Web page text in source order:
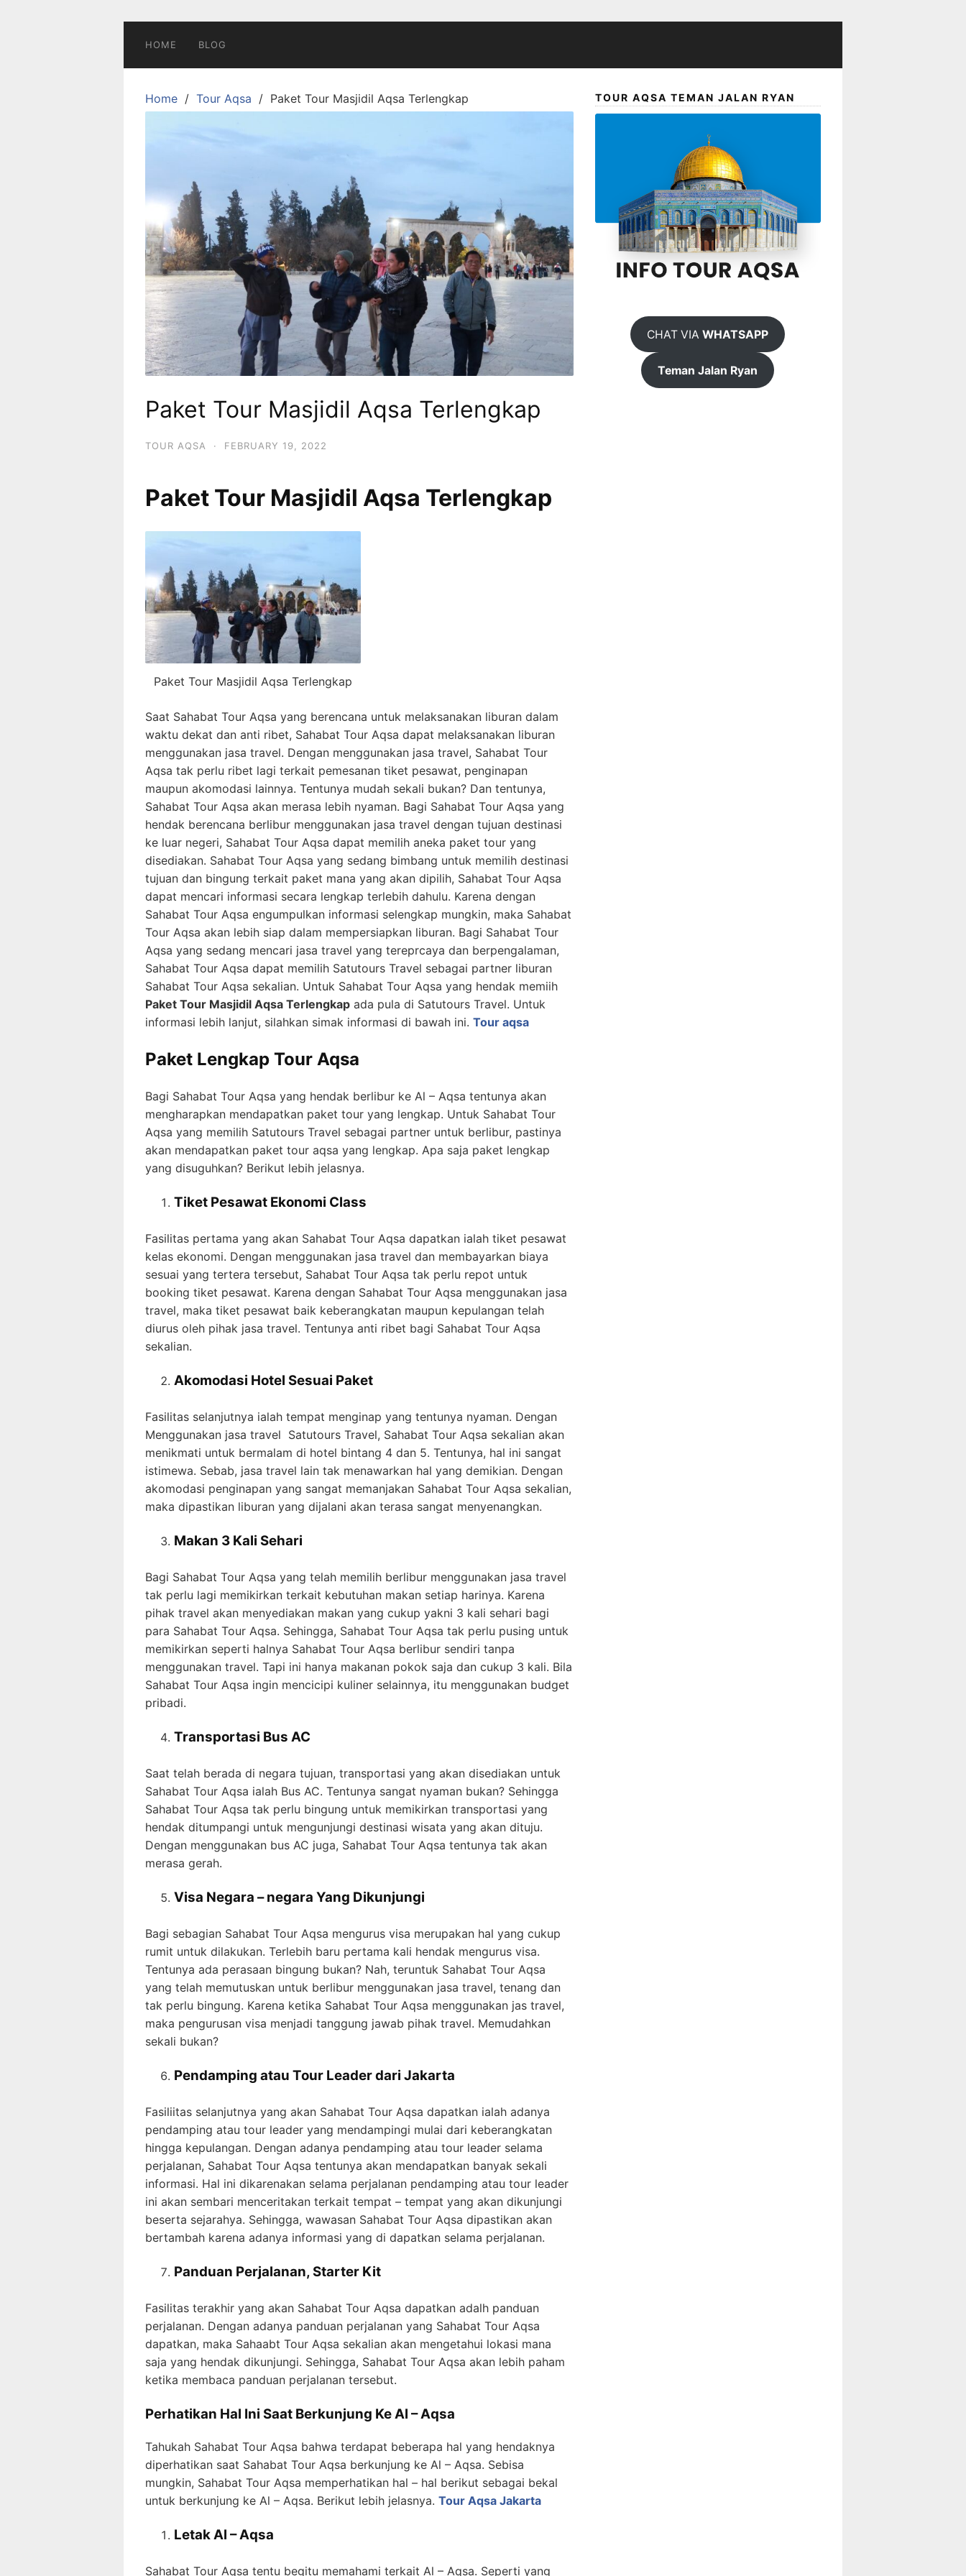
HOME BLOG
Home Tour Aqsa Paket Tour Masjidil Aqsa Terlengkap
Paket Tour Masjidil Aqsa Terlengkap
TOUR AQSA · FEBRUARY 19, 2022
Paket Tour Masjidil Aqsa Terlengkap
Paket Tour Masjidil Aqsa Terlengkap
Saat Sahabat Tour Aqsa yang berencana untuk melaksanakan liburan dalam
waktu dekat dan anti ribet, Sahabat Tour Aqsa dapat melaksanakan liburan
menggunakan jasa travel. Dengan menggunakan jasa travel, Sahabat Tour
Aqsa tak perlu ribet lagi terkait pemesanan tiket pesawat, penginapan
maupun akomodasi lainnya. Tentunya mudah sekali bukan? Dan tentunya,
Sahabat Tour Aqsa akan merasa lebih nyaman. Bagi Sahabat Tour Aqsa yang
hendak berencana berlibur menggunakan jasa travel dengan tujuan destinasi
ke luar negeri, Sahabat Tour Aqsa dapat memilih aneka paket tour yang
disediakan. Sahabat Tour Aqsa yang sedang bimbang untuk memilih destinasi
tujuan dan bingung terkait paket mana yang akan dipilih, Sahabat Tour Aqsa
dapat mencari informasi secara lengkap terlebih dahulu. Karena dengan
Sahabat Tour Aqsa engumpulkan informasi selengkap mungkin, maka Sahabat
Tour Aqsa akan lebih siap dalam mempersiapkan liburan. Bagi Sahabat Tour
Aqsa yang sedang mencari jasa travel yang tereprcaya dan berpengalaman,
Sahabat Tour Aqsa dapat memilih Satutours Travel sebagai partner liburan
Sahabat Tour Aqsa sekalian. Untuk Sahabat Tour Aqsa yang hendak memiih
Paket Tour Masjidil Aqsa Terlengkap ada pula di Satutours Travel. Untuk
informasi lebih lanjut, silahkan simak informasi di bawah ini. Tour aqsa
Paket Lengkap Tour Aqsa
Bagi Sahabat Tour Aqsa yang hendak berlibur ke Al – Aqsa tentunya akan
mengharapkan mendapatkan paket tour yang lengkap. Untuk Sahabat Tour
Aqsa yang memilih Satutours Travel sebagai partner untuk berlibur, pastinya
akan mendapatkan paket tour aqsa yang lengkap. Apa saja paket lengkap
yang disuguhkan? Berikut lebih jelasnya.
Tiket Pesawat Ekonomi Class
Fasilitas pertama yang akan Sahabat Tour Aqsa dapatkan ialah tiket pesawat
kelas ekonomi. Dengan menggunakan jasa travel dan membayarkan biaya
sesuai yang tertera tersebut, Sahabat Tour Aqsa tak perlu repot untuk
booking tiket pesawat. Karena dengan Sahabat Tour Aqsa menggunakan jasa
travel, maka tiket pesawat baik keberangkatan maupun kepulangan telah
diurus oleh pihak jasa travel. Tentunya anti ribet bagi Sahabat Tour Aqsa
sekalian.
Akomodasi Hotel Sesuai Paket
Fasilitas selanjutnya ialah tempat menginap yang tentunya nyaman. Dengan
Menggunakan jasa travel Satutours Travel, Sahabat Tour Aqsa sekalian akan
menikmati untuk bermalam di hotel bintang 4 dan 5. Tentunya, hal ini sangat
istimewa. Sebab, jasa travel lain tak menawarkan hal yang demikian. Dengan
akomodasi penginapan yang sangat memanjakan Sahabat Tour Aqsa sekalian,
maka dipastikan liburan yang dijalani akan terasa sangat menyenangkan.
Makan 3 Kali Sehari
Bagi Sahabat Tour Aqsa yang telah memilih berlibur menggunakan jasa travel
tak perlu lagi memikirkan terkait kebutuhan makan setiap harinya. Karena
pihak travel akan menyediakan makan yang cukup yakni 3 kali sehari bagi
para Sahabat Tour Aqsa. Sehingga, Sahabat Tour Aqsa tak perlu pusing untuk
memikirkan seperti halnya Sahabat Tour Aqsa berlibur sendiri tanpa
menggunakan travel. Tapi ini hanya makanan pokok saja dan cukup 3 kali. Bila
Sahabat Tour Aqsa ingin mencicipi kuliner selainnya, itu menggunakan budget
pribadi.
Transportasi Bus AC
Saat telah berada di negara tujuan, transportasi yang akan disediakan untuk
Sahabat Tour Aqsa ialah Bus AC. Tentunya sangat nyaman bukan? Sehingga
Sahabat Tour Aqsa tak perlu bingung untuk memikirkan transportasi yang
hendak ditumpangi untuk mengunjungi destinasi wisata yang akan dituju.
Dengan menggunakan bus AC juga, Sahabat Tour Aqsa tentunya tak akan
merasa gerah.
Visa Negara – negara Yang Dikunjungi
Bagi sebagian Sahabat Tour Aqsa mengurus visa merupakan hal yang cukup
rumit untuk dilakukan. Terlebih baru pertama kali hendak mengurus visa.
Tentunya ada perasaan bingung bukan? Nah, teruntuk Sahabat Tour Aqsa
yang telah memutuskan untuk berlibur menggunakan jasa travel, tenang dan
tak perlu bingung. Karena ketika Sahabat Tour Aqsa menggunakan jas travel,
maka pengurusan visa menjadi tanggung jawab pihak travel. Memudahkan
sekali bukan?
Pendamping atau Tour Leader dari Jakarta
Fasiliitas selanjutnya yang akan Sahabat Tour Aqsa dapatkan ialah adanya
pendamping atau tour leader yang mendampingi mulai dari keberangkatan
hingga kepulangan. Dengan adanya pendamping atau tour leader selama
perjalanan, Sahabat Tour Aqsa tentunya akan mendapatkan banyak sekali
informasi. Hal ini dikarenakan selama perjalanan pendamping atau tour leader
ini akan sembari menceritakan terkait tempat – tempat yang akan dikunjungi
beserta sejarahya. Sehingga, wawasan Sahabat Tour Aqsa dipastikan akan
bertambah karena adanya informasi yang di dapatkan selama perjalanan.
Panduan Perjalanan, Starter Kit
Fasilitas terakhir yang akan Sahabat Tour Aqsa dapatkan adalh panduan
perjalanan. Dengan adanya panduan perjalanan yang Sahabat Tour Aqsa
dapatkan, maka Sahaabt Tour Aqsa sekalian akan mengetahui lokasi mana
saja yang hendak dikunjungi. Sehingga, Sahabat Tour Aqsa akan lebih paham
ketika membaca panduan perjalanan tersebut.
Perhatikan Hal Ini Saat Berkunjung Ke Al – Aqsa
Tahukah Sahabat Tour Aqsa bahwa terdapat beberapa hal yang hendaknya
diperhatikan saat Sahabat Tour Aqsa berkunjung ke Al – Aqsa. Sebisa
mungkin, Sahabat Tour Aqsa memperhatikan hal – hal berikut sebagai bekal
untuk berkunjung ke Al – Aqsa. Berikut lebih jelasnya. Tour Aqsa Jakarta
Letak Al – Aqsa
Sahabat Tour Aqsa tentu begitu memahami terkait Al – Aqsa. Seperti yang
TOUR AQSA TEMAN JALAN RYAN
CHAT VIAWHATSAPP
Teman Jalan Ryan